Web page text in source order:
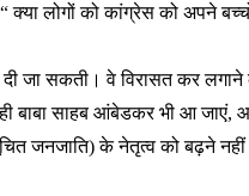
लोगों को कांग्रेस को अपने
जा सकती। वे विरासत कर
बाबा साहब आंबेडकर भी आ
के नेतृत्व को बढ़ने नहीं